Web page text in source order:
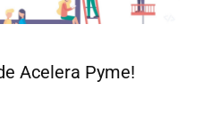
Acelera Pyme!